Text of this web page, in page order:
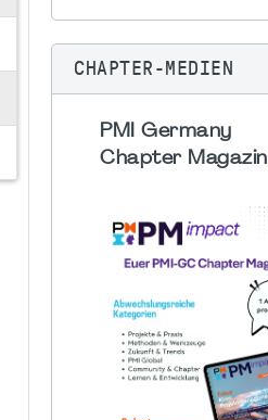
CHAPTER-MEDIEN
PMI Germany
Chapter Magazin